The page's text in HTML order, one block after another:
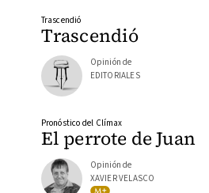
Trascendió
Trascendió
Opinión de
EDITORIALES
El perrote de Juan
Pronóstico del Clímax
Opinión de
XAVIER VELASCO